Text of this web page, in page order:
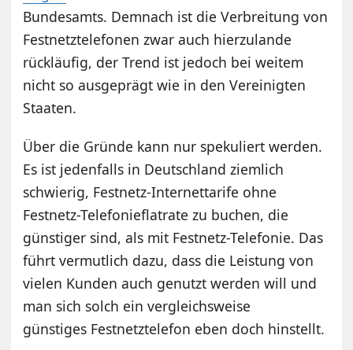
Bundesamts. Demnach ist die Verbreitung von
Festnetztelefonen zwar auch hierzulande
rückläufig, der Trend ist jedoch bei weitem
nicht so ausgeprägt wie in den Vereinigten
Staaten.
Über die Gründe kann nur spekuliert werden.
Es ist jedenfalls in Deutschland ziemlich
schwierig, Festnetz-Internettarife ohne
Festnetz-Telefonieflatrate zu buchen, die
günstiger sind, als mit Festnetz-Telefonie. Das
führt vermutlich dazu, dass die Leistung von
vielen Kunden auch genutzt werden will und
man sich solch ein vergleichsweise
günstiges Festnetztelefon eben doch hinstellt.